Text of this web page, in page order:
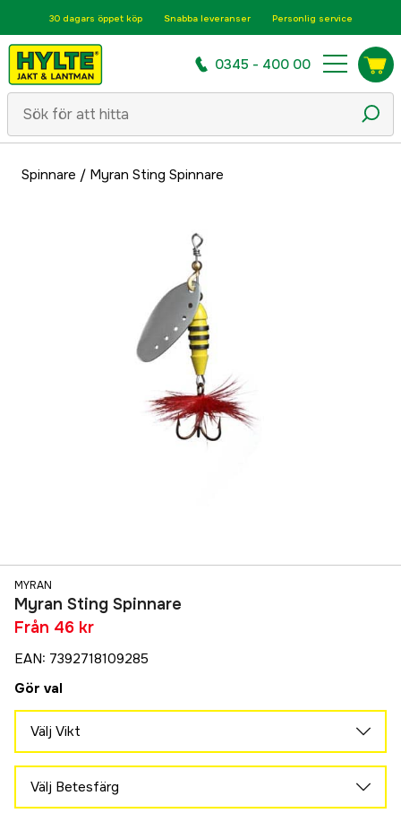
30 dagars öppet köp Snabba leveranser Personlig service
0345 - 400 00
Spinnare / Myran Sting Spinnare
MYRAN
Myran Sting Spinnare
Från 46 kr
EAN: 7392718109285
Gör val
Välj Vikt
12 g
79 kr
Tillfälligt slut
5 g
Välj Betesfärg